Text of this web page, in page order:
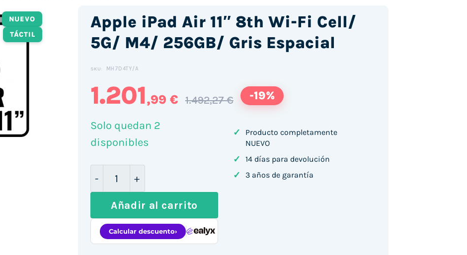
NUEVO
TÁCTIL
Apple iPad Air 11″ 8th Wi-Fi Cell/
5G/ M4/ 256GB/ Gris Espacial
SKU: MH7D4TY/A
1.201,99 € 1.492,27 € -19%
Solo quedan 2
disponibles
Apple iPad Air 11" 8th Wi-Fi Cell/ 5G/ M4/ 256GB/ Gris Espacial cantidad
Añadir al carrito
✓
Producto completamente
NUEVO
✓ 14 días para devolución
✓ 3 años de garantía